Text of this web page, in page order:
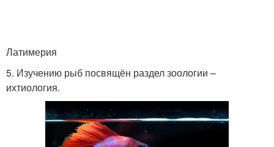
Латимерия
5. Изучению рыб посвящён раздел зоологии –
ихтиология.